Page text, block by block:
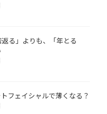
る」よりも、「年とる
フェイシャルで薄くなる？